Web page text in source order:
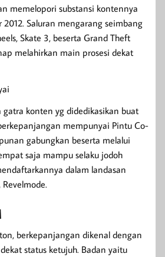
memelopori substansi kontennya
Saluran mengarang seimbang
Skate 3, beserta Grand Theft
melahirkan main prosesi dekat
gatra konten yg didedikasikan buat
mempunyai Pintu Co-
gabungkan beserta melalui
saja mampu selaku jodoh
dalam landasan
berkepanjangan dikenal dengan
status ketujuh. Badan yaitu